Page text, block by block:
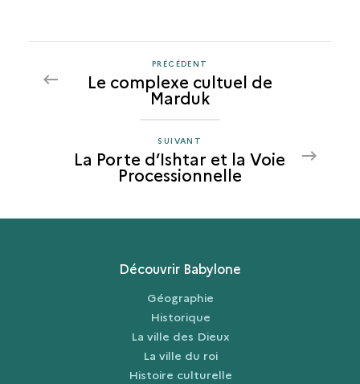
PRÉCÉDENT
LA
PORTE
D’ISHTAR
ET
LA
VOIE
PRÉCÉDENT
Le complexe cultuel de
Marduk
SUIVANT
LA
PORTE
ET
PROCESSIONNELLE
SUIVANT
La Porte d’Ishtar et la Voie
Processionnelle
Découvrir Babylone
Géographie
Historique
La ville des Dieux
La ville du roi
Histoire culturelle